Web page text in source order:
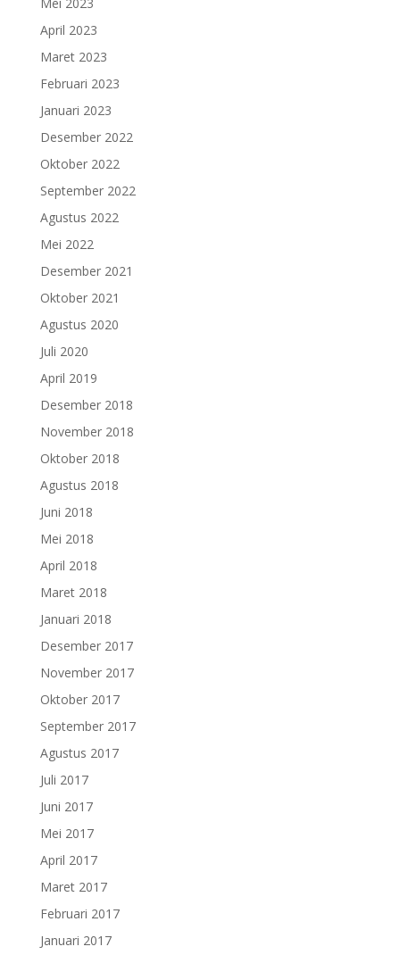
April 2023
Maret 2023
Februari 2023
Januari 2023
Desember 2022
Oktober 2022
September 2022
Agustus 2022
Mei 2022
Desember 2021
Oktober 2021
Agustus 2020
Juli 2020
April 2019
Desember 2018
November 2018
Oktober 2018
Agustus 2018
Juni 2018
Mei 2018
April 2018
Maret 2018
Januari 2018
Desember 2017
November 2017
Oktober 2017
September 2017
Agustus 2017
Juli 2017
Juni 2017
Mei 2017
April 2017
Maret 2017
Februari 2017
Januari 2017